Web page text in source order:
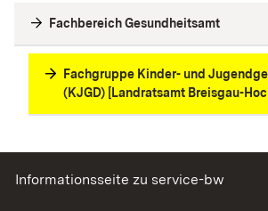
Fachbereich Gesundheitsamt
Fachgruppe Kinder- und
(KJGD) [Landratsamt Breisgau-
Informationsseite zu service-bw